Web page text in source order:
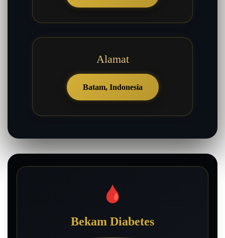
Alamat
Batam, Indonesia
🩸
Bekam Diabetes